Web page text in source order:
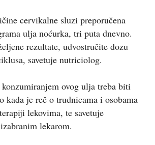
cervikalne sluzi preporučena
ulja noćurka, tri puta dnevno.
rezultate, udvostručite dozu
savetuje nutriciolog.
ovog ulja treba biti
kada je reč o trudnicama i osobama
lekovima, te savetuje
lekarom.